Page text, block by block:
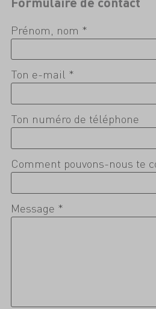
Prénom, nom *
Ton e-mail *
Ton numéro de téléphone
Comment pouvons-nous te
Message *